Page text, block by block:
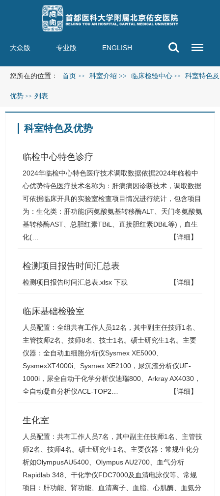
大众版 专业版 ENGLISH
您所在的位置： 首页 >> 科室介绍 >> 临床检验中心 >> 科室特色及
优势 >> 列表
科室特色及优势
临检中心特色诊疗
2024年临检中心特色医疗技术调取数据依据2024年临检中
心优势特色医疗技术名称为：肝病病因诊断技术，调取数据
可依据临床开具的实验室检查项目情况进行统计，包含项目
为：生化类：肝功能(丙氨酸氨基转移酶ALT、天门冬氨酸氨
基转移酶AST、总胆红素TBiL、直接胆红素DBiL等)，血生
化(…
【详细】
检测项目报告时间汇总表
检测项目报告时间汇总表.xlsx 下载 【详细】
临床基础检验室
人员配置：全组共有工作人员12名，其中副主任技师1名、
主管技师2名、技师8名、技士1名。硕士研究生1名。主要
仪器：全自动血细胞分析仪Sysmex XE5000、
SysmexXT4000i、Sysmex XE2100，尿沉渣分析仪UF-
1000i，尿全自动干化学分析仪迪瑞800、Arkray AX4030，
全自动凝血分析仪ACL-TOP2…
【详细】
生化室
人员配置：共有工作人员7名，其中副主任技师1名、主管技
师2名、技师4名。硕士研究生1名。主要仪器：常规生化分
析如OlympusAU5400、Olympus AU2700、血气分析
Rapidlab 348、干化学仪FDC7000及血清电泳仪等。常规
项目：肝功能、肾功能、血清离子、血脂、心肌酶、血氨分